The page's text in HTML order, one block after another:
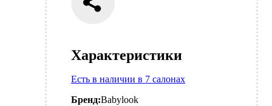
Характеристики
Есть в наличии в 7 салонах
Бренд:Babylook